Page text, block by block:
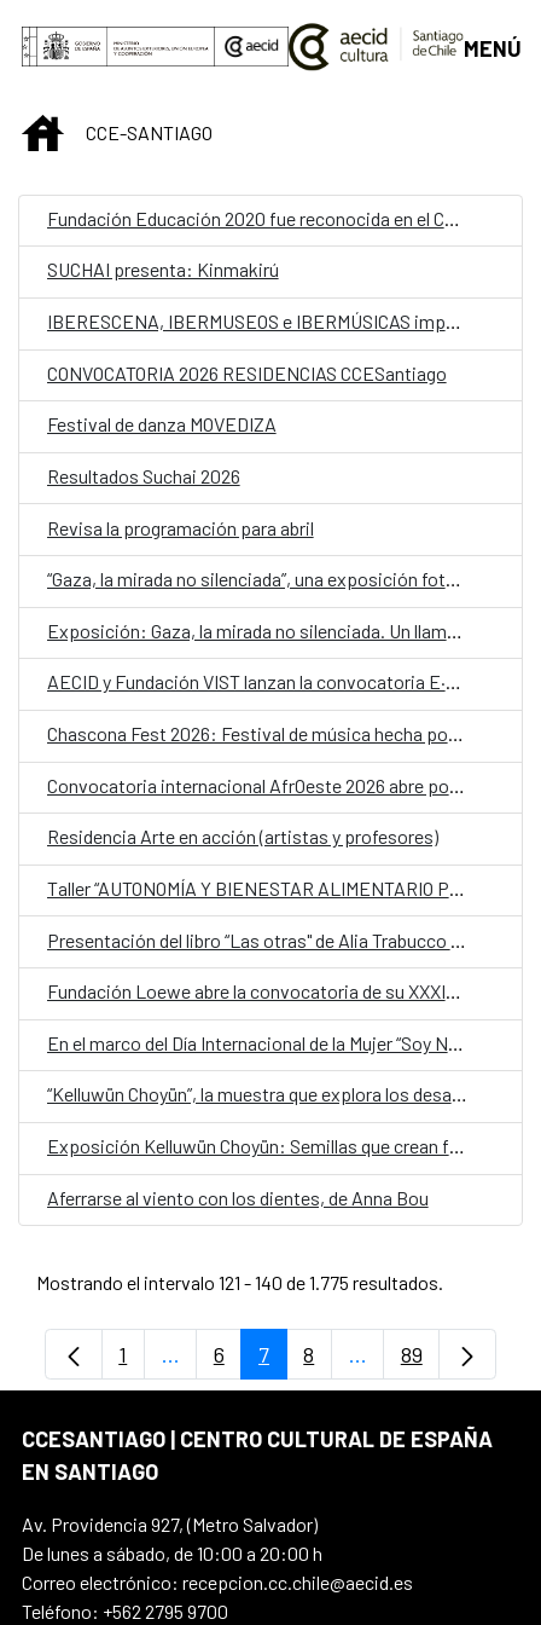
Saltar al contenido principal
MENÚ
INICIOCCE-SANTIAGO
Fundación Educación 2020 fue reconocida en el CCESantiago como ganadora nacional del Premio Iberoamericano de Educación en Derechos Humanos “Óscar Arnulfo Romero”
SUCHAI presenta: Kinmakirú
IBERESCENA, IBERMUSEOS e IBERMÚSICAS impulsan proyecto para analizar la participación de las mujeres en la gestión cultural
CONVOCATORIA 2026 RESIDENCIAS CCESantiago
Festival de danza MOVEDIZA
Resultados Suchai 2026
Revisa la programación para abril
“Gaza, la mirada no silenciada”, una exposición fotográfica en el CCESantiago para despertar conciencias sobre la devastación del territorio palestino
Exposición: Gaza, la mirada no silenciada. Un llamamiento a no mirar hacia otro lado
AECID y Fundación VIST lanzan la convocatoria E·CO/26] Sobre el tiempo
Chascona Fest 2026: Festival de música hecha por mujeres
Residencia Arte en acción (artistas y profesores)
Taller “AUTONOMÍA Y BIENESTAR ALIMENTARIO PARA MUJERES” del proyecto “Germinando nuestro barrio”
Fundación Loewe abre la convocatoria de su XXXIX Premio Internacional de Poesía 2026
En el marco del Día Internacional de la Mujer “Soy Nevenka”, película de la directora Icíar Bollaín
“Kelluwün Choyün”, la muestra que explora los desafíos y el aprendizaje del trabajo artístico y audiovisual en infancias mapuche
Exposición Kelluwün Choyün: Semillas que crean futuro
Aferrarse al viento con los dientes, de Anna Bou
Mostrando el intervalo 121 - 140 de 1.775 resultados.
Página
1 ...Páginas intermedias Use TAB para
Página
6 Página
7 Página
8 ...PáginasPágina
89
CCESANTIAGO | CENTRO CULTURAL DE ESPAÑA
EN SANTIAGO
Av. Providencia 927, (Metro Salvador)
De lunes a sábado, de 10:00 a 20:00 h
Correo electrónico: recepcion.cc.chile@aecid.es
Teléfono: +562 2795 9700